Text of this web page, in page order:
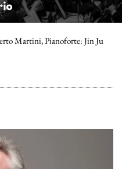
Martini, Pianoforte: Jin Ju